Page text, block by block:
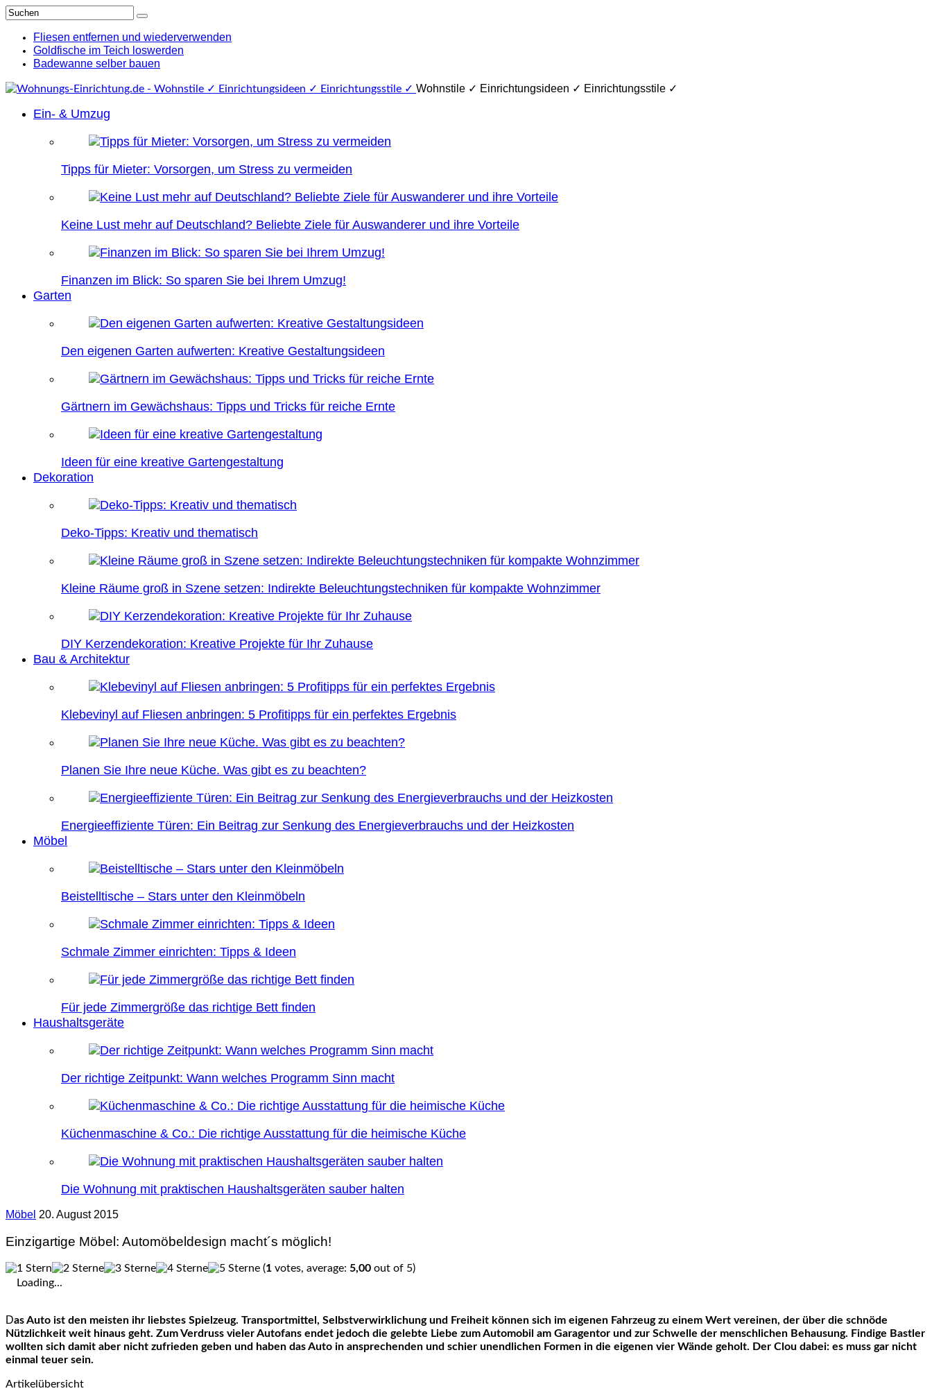
Fliesen entfernen und wiederverwenden
Goldfische im Teich loswerden
Badewanne selber bauen
Wohnstile ✓ Einrichtungsideen ✓ Einrichtungsstile ✓
Ein- & Umzug
Tipps für Mieter: Vorsorgen, um Stress zu vermeiden
Keine Lust mehr auf Deutschland? Beliebte Ziele für Auswanderer und ihre Vorteile
Finanzen im Blick: So sparen Sie bei Ihrem Umzug!
Garten
Den eigenen Garten aufwerten: Kreative Gestaltungsideen
Gärtnern im Gewächshaus: Tipps und Tricks für reiche Ernte
Ideen für eine kreative Gartengestaltung
Dekoration
Deko-Tipps: Kreativ und thematisch
Kleine Räume groß in Szene setzen: Indirekte Beleuchtungstechniken für kompakte Wohnzimmer
DIY Kerzendekoration: Kreative Projekte für Ihr Zuhause
Bau & Architektur
Klebevinyl auf Fliesen anbringen: 5 Profitipps für ein perfektes Ergebnis
Planen Sie Ihre neue Küche. Was gibt es zu beachten?
Energieeffiziente Türen: Ein Beitrag zur Senkung des Energieverbrauchs und der Heizkosten
Möbel
Beistelltische – Stars unter den Kleinmöbeln
Schmale Zimmer einrichten: Tipps & Ideen
Für jede Zimmergröße das richtige Bett finden
Haushaltsgeräte
Der richtige Zeitpunkt: Wann welches Programm Sinn macht
Küchenmaschine & Co.: Die richtige Ausstattung für die heimische Küche
Die Wohnung mit praktischen Haushaltsgeräten sauber halten
Möbel 20. August 2015
Einzigartige Möbel: Automöbeldesign macht´s möglich!
(1 votes, average: 5,00 out of 5)
Loading...
Das Auto ist den meisten ihr liebstes Spielzeug. Transportmittel, Selbstverwirklichung und Freiheit können sich im eigenen Fahrzeug zu einem Wert vereinen, der über die schnöde
Nützlichkeit weit hinaus geht. Zum Verdruss vieler Autofans endet jedoch die gelebte Liebe zum Automobil am Garagentor und zur Schwelle der menschlichen Behausung. Findige Bastler
wollten sich damit aber nicht zufrieden geben und haben das Auto in ansprechenden und schier unendlichen Formen in die eigenen vier Wände geholt. Der Clou dabei: es muss gar nicht
einmal teuer sein.
Artikelübersicht